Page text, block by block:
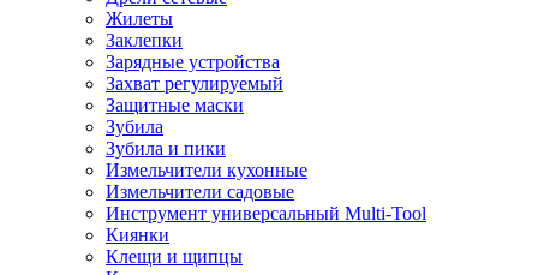
Жилеты
Заклепки
Зарядные устройства
Захват регулируемый
Защитные маски
Зубила
Зубила и пики
Измельчители кухонные
Измельчители садовые
Инструмент универсальный Multi-Tool
Киянки
Клещи и щипцы